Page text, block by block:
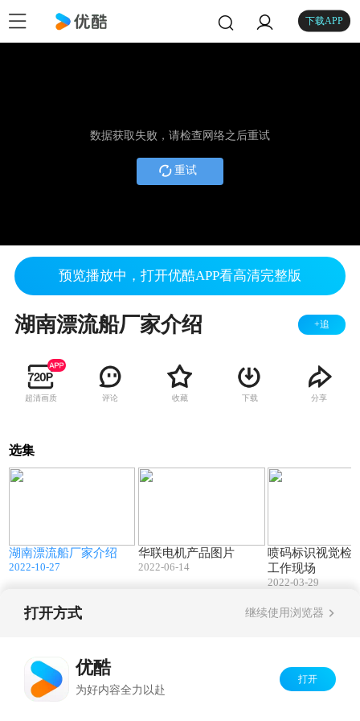
下载APP
数据获取失败，请检查网络之后重试
重试
预览播放中，打开优酷APP看高清完整版
湖南漂流船厂家介绍 +追
超清画质 评论 收藏 下载 分享
选集
湖南漂流船厂家介绍
2022-10-27
华联电机产品图片
2022-06-14
喷码标识视觉检
工作现场
2022-03-29
打开方式 继续使用浏览器
优酷
为好内容全力以赴
打开